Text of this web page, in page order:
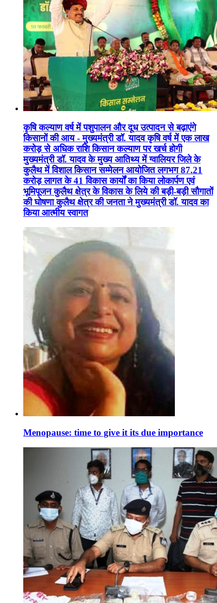
कृषि कल्याण वर्ष में पशुपालन और दूध उत्पादन से बढ़ाएंगे
किसानों की आय - मुख्यमंत्री डॉ. यादव कृषि वर्ष में एक लाख
करोड़ से अधिक राशि किसान कल्याण पर खर्च होगी
मुख्यमंत्री डॉ. यादव के मुख्य आतिथ्य में ग्वालियर जिले के
कुलैथ में विशाल किसान सम्मेलन आयोजित लगभग 87.21
करोड़ लागत के 41 विकास कार्यों का किया लोकार्पण एवं
भूमिपूजन कुलैथ क्षेत्र के विकास के लिये की बड़ी-बड़ी सौगातों
की घोषणा कुलैथ क्षेत्र की जनता ने मुख्यमंत्री डॉ. यादव का
किया आत्मीय स्वागत
Menopause: time to give it its due importance